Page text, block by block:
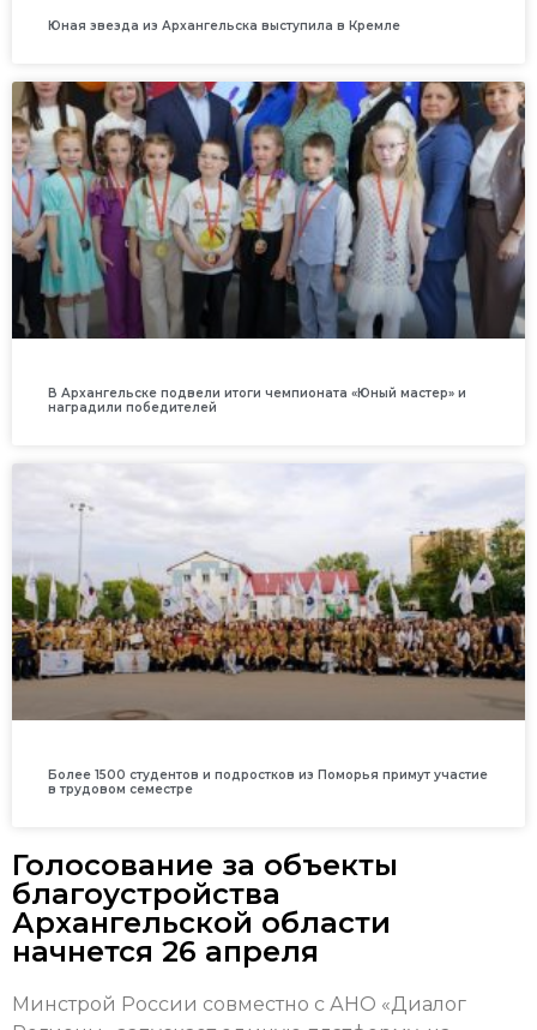
Юная звезда из Архангельска выступила в Кремле
В Архангельске подвели итоги чемпионата «Юный мастер» и
наградили победителей
Более 1500 студентов и подростков из Поморья примут участие
в трудовом семестре
Голосование за объекты
благоустройства
Архангельской области
начнется 26 апреля
Минстрой России совместно с АНО «Диалог